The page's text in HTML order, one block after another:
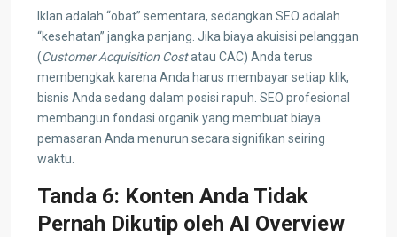
Iklan adalah “obat” sementara, sedangkan SEO adalah
“kesehatan” jangka panjang. Jika biaya akuisisi pelanggan
(Customer Acquisition Costatau CAC) Anda terus
membengkak karena Anda harus membayar setiap klik,
bisnis Anda sedang dalam posisi rapuh. SEO profesional
membangun fondasi organik yang membuat biaya
pemasaran Anda menurun secara signifikan seiring
waktu.
Tanda 6: Konten Anda Tidak
Pernah Dikutip oleh AI Overview